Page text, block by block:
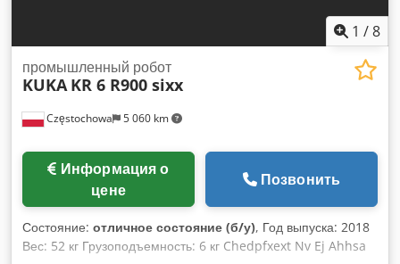
1 /8
Częstochowa 5 060 km
промышленный робот
KUKA KR 6 R900 sixx
цене
Позвонить
Состояние: отличное состояние (б/у), Год выпуска: 2018
Вес: 52 кг Грузоподъемность: 6 кг Chedpfxext Nv Ej Ahhsa